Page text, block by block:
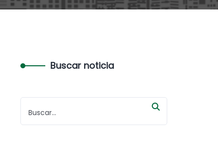
Buscar noticia